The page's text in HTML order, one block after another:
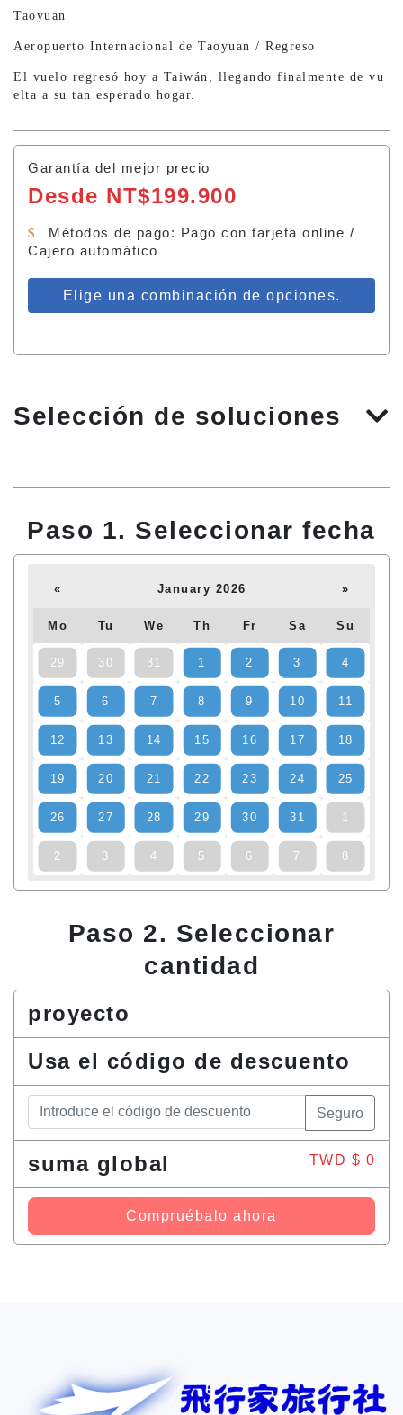
Taoyuan
Aeropuerto Internacional de Taoyuan / Regreso
El vuelo regresó hoy a Taiwán, llegando finalmente de vu
elta a su tan esperado hogar.
Garantía del mejor precio
Desde NT$199.900
Métodos de pago: Pago con tarjeta online /
Cajero automático
Elige una combinación de opciones.
Selección de soluciones
Paso 1. Seleccionar fecha
« January 2026 »
Mo Tu We Th Fr Sa Su
29 30 31 1 2 3 4
5 6 7 8 9 10 11
12 13 14 15 16 17 18
19 20 21 22 23 24 25
26 27 28 29 30 31 1
2 3 4 5 6 7 8
Paso 2. Seleccionar
cantidad
proyecto
Usa el código de descuento
Seguro
suma global TWD $ 0
Compruébalo ahora